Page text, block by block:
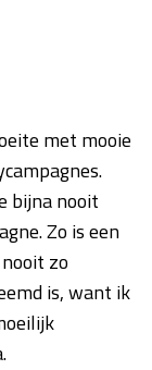
met mooie
bijna nooit
Zo is een
zo
is, want ik